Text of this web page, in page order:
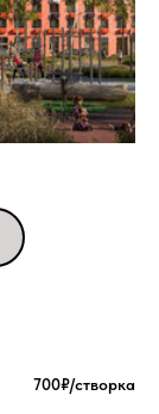
700₽/створка